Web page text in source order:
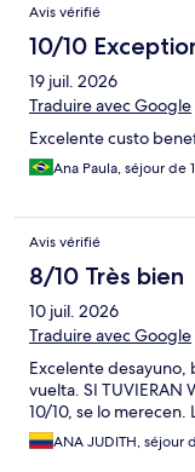
Avis vérifié
10/10
19 juil. 2026
Traduire avec Google
Excelente custo
Ana Paula, séjour de
Avis vérifié
8/10 Très bien
10 juil. 2026
Traduire avec Google
Excelente desayuno,
vuelta. SI TUVIERAN
10/10, se lo merecen.
ANA JUDITH, séjour